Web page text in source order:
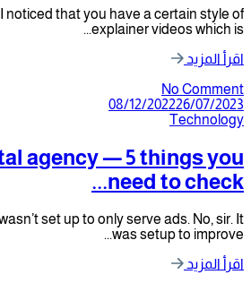
you do I noticed that you have a
explainer
08/12/
a digital agency — 5
need
Agency wasn’t set up to only serve
was